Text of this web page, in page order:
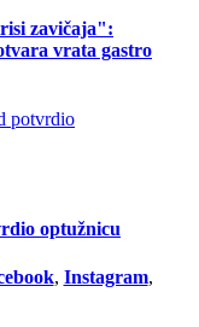
zavičaja":
vrata gastro
optužnicu
, Instagram,